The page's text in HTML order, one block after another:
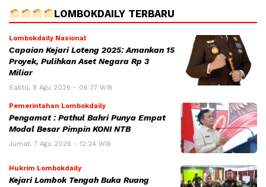
LOMBOKDAILY TERBARU
Lombokdaily Nasional
Capaian Kejari Loteng 2025: Amankan 15
Proyek, Pulihkan Aset Negara Rp 3
Miliar
Sabtu, 8 Agu 2026 - 06:37 WIB
Pemerintahan Lombokdaily
Pengamat : Pathul Bahri Punya Empat
Modal Besar Pimpin KONI NTB
Jumat, 7 Agu 2026 - 12:24 WIB
Hukrim Lombokdaily
Kejari Lombok Tengah Buka Ruang